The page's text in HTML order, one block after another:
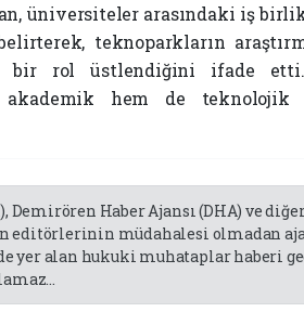
üniversiteler arasındaki iş
teknoparkların
bir rol üstlendiğini ifade
akademik hem de teknolojik
Demirören Haber Ajansı (DHA) ve
editörlerinin müdahalesi olmadan
yer alan hukuki muhataplar haberi